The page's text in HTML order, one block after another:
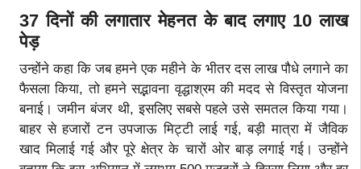
37 दिनों की लगातार मेहनत के बाद लगाए 10 लाख
पेड़
उन्होंने कहा कि जब हमने एक महीने के भीतर दस लाख पौधे लगाने का
फैसला किया, तो हमने सद्भावना वृद्धाश्रम की मदद से विस्तृत योजना
बनाई। जमीन बंजर थी, इसलिए सबसे पहले उसे समतल किया गया।
बाहर से हजारों टन उपजाऊ मिट्टी लाई गई, बड़ी मात्रा में जैविक
खाद मिलाई गई और पूरे क्षेत्र के चारों ओर बाड़ लगाई गई। उन्होंने